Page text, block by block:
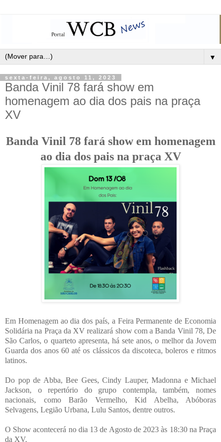
▼
sexta-feira, agosto 11, 2023
Banda Vinil 78 fará show em
homenagem ao dia dos pais na praça
XV
Banda Vinil 78 fará show em homenagem
ao dia dos pais na praça XV
Em Homenagem ao dia dos país, a Feira Permanente de Economia
Solidária na Praça da XV realizará show com a Banda Vinil 78, De
São Carlos, o quarteto apresenta, há sete anos, o melhor da Jovem
Guarda dos anos 60 até os clássicos da discoteca, boleros e ritmos
latinos.
Do pop de Abba, Bee Gees, Cindy Lauper, Madonna e Michael
Jackson, o repertório do grupo contempla, também, nomes
nacionais, como Barão Vermelho, Kid Abelha, Abóboras
Selvagens, Legião Urbana, Lulu Santos, dentre outros.
O Show acontecerá no dia 13 de Agosto de 2023 às 18:30 na Praça
da XV.